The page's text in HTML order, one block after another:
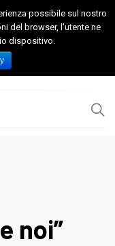
nella Capitanata
noi”
possibile sul nostro
del browser, l'utente ne
dispositivo.